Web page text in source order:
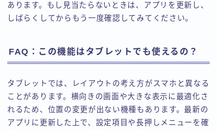
あります。もし見当たらないときは、アプリを更新し、
しばらくしてからもう一度確認してみてください。
FAQ：この機能はタブレットでも使えるの？
タブレットでは、レイアウトの考え方がスマホと異なる
ことがあります。横向きの画面や大きな表示に最適化さ
れるため、位置の変更が出ない機種もあります。最新の
アプリに更新した上で、設定項目や長押しメニューを確